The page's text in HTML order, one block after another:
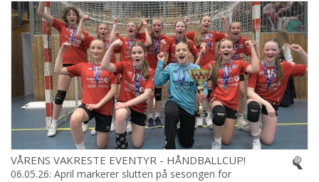
VÅRENS VAKRESTE EVENTYR - HÅNDBALLCUP!
06.05.26: April markerer slutten på sesongen for